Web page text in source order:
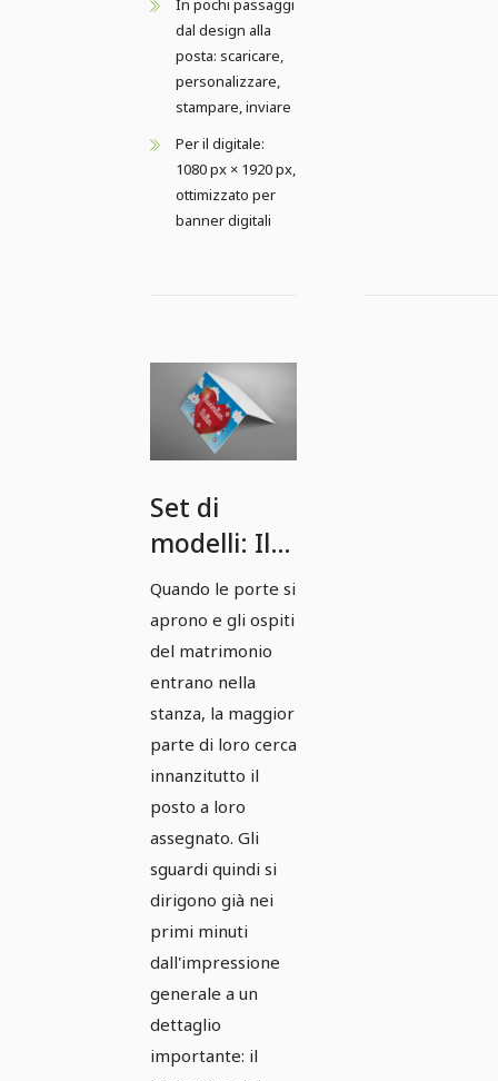
In pochi passaggi
dal design alla
posta: scaricare,
personalizzare,
stampare, inviare
Per il digitale:
1080 px × 1920 px,
ottimizzato per
banner digitali
Set di
modelli: Il
perfetto
biglietto da
tavolo per
matrimoni
– Versione
4
Quando le porte si
aprono e gli ospiti
del matrimonio
entrano nella
stanza, la maggior
parte di loro cerca
innanzitutto il
posto a loro
assegnato. Gli
sguardi quindi si
dirigono già nei
primi minuti
dall'impressione
generale a un
dettaglio
importante: il